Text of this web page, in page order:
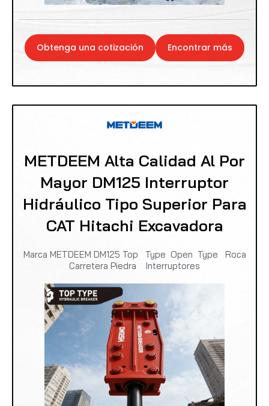
Obtenga una cotización Encontrar más
METDEEM Alta Calidad Al Por
Mayor DM125 Interruptor
Hidráulico Tipo Superior Para
CAT Hitachi Excavadora
Marca METDEEM DM125 Top Type Open Type Roca
Carretera Piedra Interruptores